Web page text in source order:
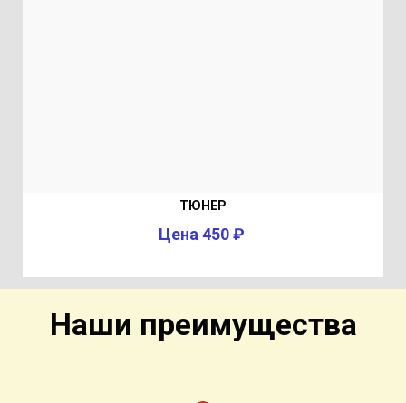
ТЮНЕР
Цена 450 ₽
Наши преимущества